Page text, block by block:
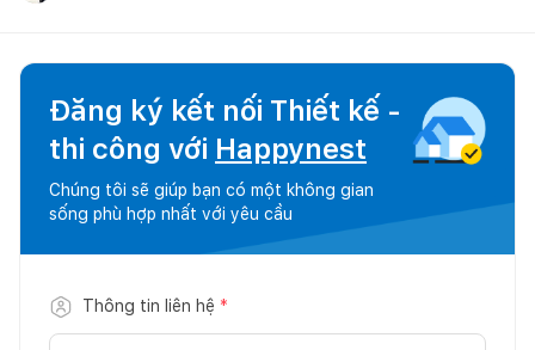
Đăng ký kết nối Thiết kế -
thi công với Happynest
Chúng tôi sẽ giúp bạn có một không gian
sống phù hợp nhất với yêu cầu
Thông tin liên hệ *